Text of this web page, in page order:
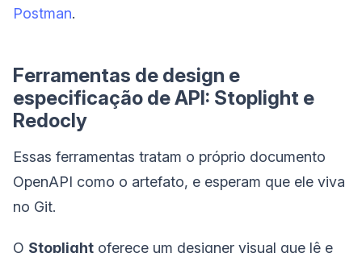
Postman.
Ferramentas de design e
especificação de API: Stoplight e
Redocly
Essas ferramentas tratam o próprio documento
OpenAPI como o artefato, e esperam que ele viva
no Git.
O Stoplight oferece um designer visual que lê e